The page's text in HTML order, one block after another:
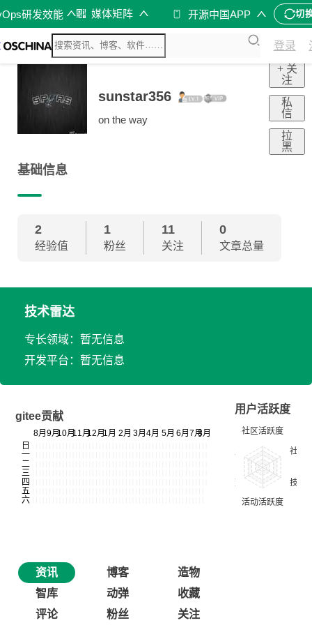
研发效能 媒体矩阵 开源中国APP 切
登录
sunstar356
on the way
+ 关
注
私
信
拉
黑
基础信息
2
经验值
1
粉丝
11
关注
0
文章总量
技术雷达
专长领域：暂无信息
开发平台：暂无信息
gitee贡献
用户活跃度
资讯 博客
造物
智库
动弹
收藏
评论
粉丝 关注